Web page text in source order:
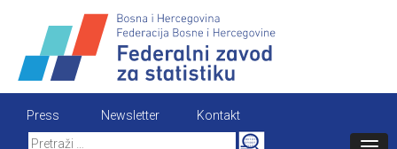
content
Press Newsletter
Kontakt
Search